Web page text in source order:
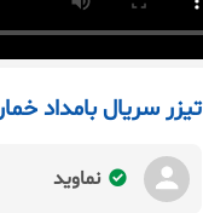
تیزر سریال بامداد
نماوید